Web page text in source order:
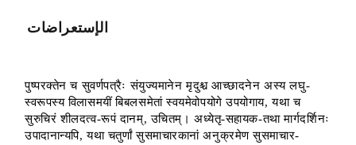
الإستعراضات
पुष्परक्तेन च सुवर्णपत्रैः संयुज्यमानेन मृदुश्च आच्छादनेन अस्य लघु-
स्वरूपस्य विलासमयीं बिबलसमेतां स्वयमेवोपयोगे उपयोगाय, यथा च
सुरुचिरं शीलदत्व-रूपं दानम्, उचितम्। अध्येतृ-सहायक-तथा मार्गदर्शिनः
उपादानान्यपि, यथा चतुर्णां सुसमाचारकानां अनुक्रमेण सुसमाचार-